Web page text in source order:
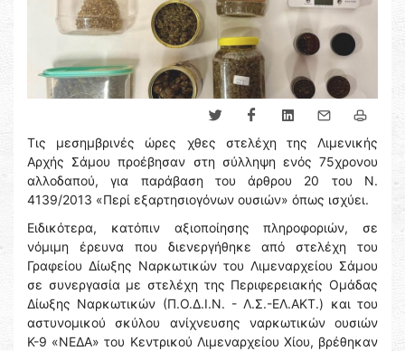
Τις μεσημβρινές ώρες χθες στελέχη της Λιμενικής
Αρχής Σάμου προέβησαν στη σύλληψη ενός 75χρονου
αλλοδαπού, για παράβαση του άρθρου 20 του Ν.
4139/2013 «Περί εξαρτησιογόνων ουσιών» όπως ισχύει.
Ειδικότερα, κατόπιν αξιοποίησης πληροφοριών, σε
νόμιμη έρευνα που διενεργήθηκε από στελέχη του
Γραφείου Δίωξης Ναρκωτικών του Λιμεναρχείου Σάμου
σε συνεργασία με στελέχη της Περιφερειακής Ομάδας
Δίωξης Ναρκωτικών (Π.Ο.Δ.Ι.Ν. - Λ.Σ.-ΕΛ.ΑΚΤ.) και του
αστυνομικού σκύλου ανίχνευσης ναρκωτικών ουσιών
Κ-9 «ΝΕΔΑ» του Κεντρικού Λιμεναρχείου Χίου, βρέθηκαν